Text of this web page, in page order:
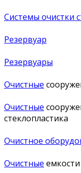
Системы очистки
Резервуар
Резервуары
Очистные
Очистные
стеклопластика
Очистное
Очистные емкости